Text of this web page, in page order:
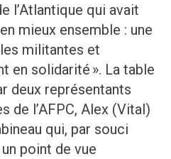
l’Atlantique qui avait
mieux ensemble : une
militantes et
en solidarité ». La table
deux représentants
de l’AFPC, Alex (Vital)
qui, par souci
point de vue